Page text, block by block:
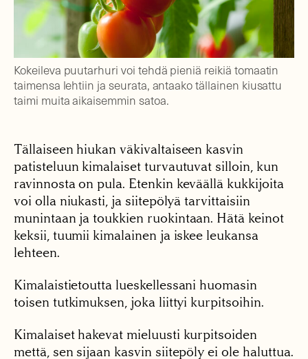
Kokeileva puutarhuri voi tehdä pieniä reikiä tomaatin
taimensa lehtiin ja seurata, antaako tällainen kiusattu
taimi muita aikaisemmin satoa.
Tällaiseen hiukan väkivaltaiseen kasvin
patisteluun kimalaiset turvautuvat silloin, kun
ravinnosta on pula. Etenkin keväällä kukkijoita
voi olla niukasti, ja siitepölyä tarvittaisiin
munintaan ja toukkien ruokintaan. Hätä keinot
keksii, tuumii kimalainen ja iskee leukansa
lehteen.
Kimalaistietoutta lueskellessani huomasin
toisen tutkimuksen, joka liittyi kurpitsoihin.
Kimalaiset hakevat mieluusti kurpitsoiden
mettä, sen sijaan kasvin siitepöly ei ole haluttua.